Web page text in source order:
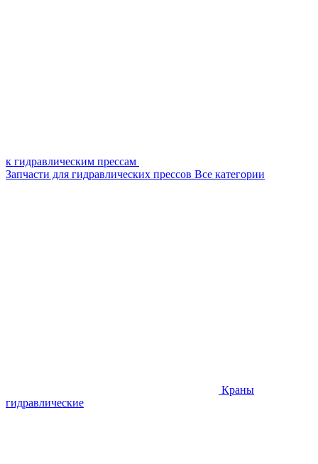
к гидравлическим прессам
Запчасти для гидравлических прессов Все категории
Краны
гидравлические